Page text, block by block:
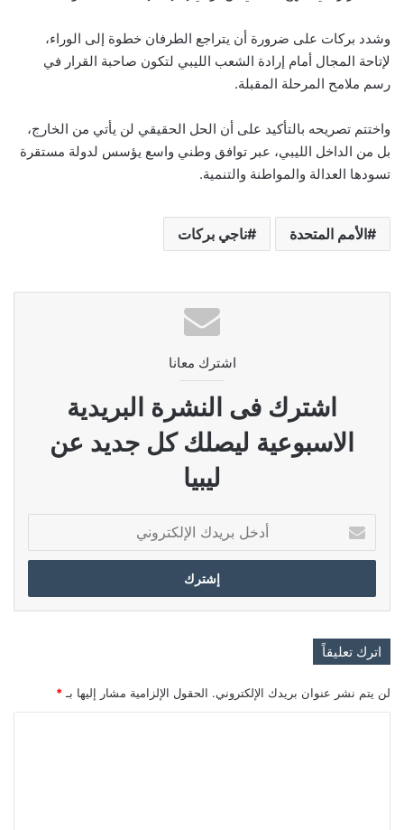
وشدد بركات على ضرورة أن يتراجع الطرفان خطوة إلى الوراء،
لإتاحة المجال أمام إرادة الشعب الليبي لتكون صاحبة القرار في
رسم ملامح المرحلة المقبلة.
واختتم تصريحه بالتأكيد على أن الحل الحقيقي لن يأتي من الخارج،
بل من الداخل الليبي، عبر توافق وطني واسع يؤسس لدولة مستقرة
تسودها العدالة والمواطنة والتنمية.
الأمم المتحدة ناجي بركات
اشترك معانا
اشترك فى النشرة البريدية
الاسبوعية ليصلك كل جديد عن
ليبيا
بريدك
الإلكتروني
اترك تعليقاً
لن يتم نشر عنوان بريدك الإلكتروني. الحقول الإلزامية مشار إليها بـ *